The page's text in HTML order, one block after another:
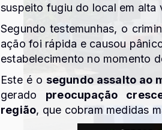
suspeito fugiu do local em alta
Segundo testemunhas, o
ação foi rápida e causou
estabelecimento no momento
Este é o segundo assalto ao
gerado preocupação
região, que cobram medidas